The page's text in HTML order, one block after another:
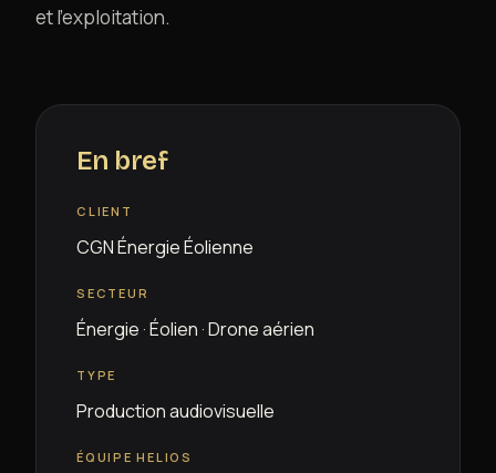
et l'exploitation.
En bref
CLIENT
CGN Énergie Éolienne
SECTEUR
Énergie · Éolien · Drone aérien
TYPE
Production audiovisuelle
ÉQUIPE HELIOS